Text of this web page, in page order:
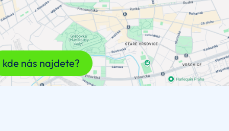
kde nás najdete?